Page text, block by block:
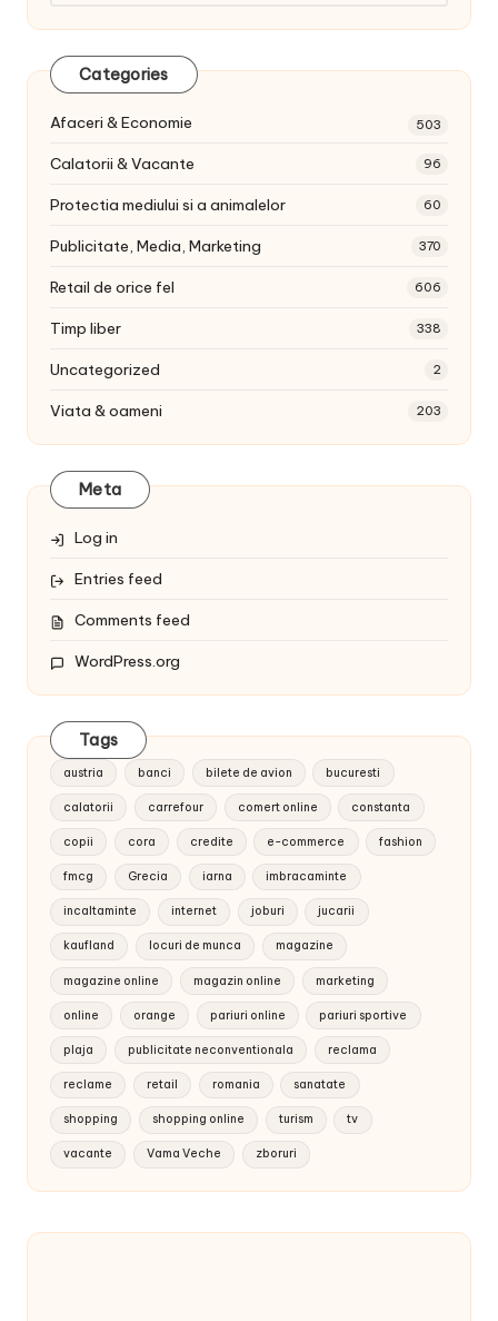
Categories
Afaceri & Economie 503
Calatorii & Vacante 96
Protectia mediului si a animalelor 60
Publicitate, Media, Marketing 370
Retail de orice fel 606
Timp liber 338
Uncategorized 2
Viata & oameni 203
Meta
Log in
Entries feed
Comments feed
WordPress.org
Tags
austria banci bilete de avion bucuresti
calatorii carrefour comert online constanta
copii cora credite e-commerce fashion
fmcg Grecia iarna imbracaminte
incaltaminte internet joburi jucarii
kaufland locuri de munca magazine
magazine online magazin online marketing
online orange pariuri online pariuri sportive
plaja publicitate neconventionala reclama
reclame retail romania sanatate
shopping shopping online turism tv
vacante Vama Veche zboruri